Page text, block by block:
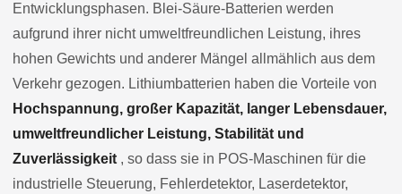
Entwicklungsphasen. Blei-Säure-Batterien werden
aufgrund ihrer nicht umweltfreundlichen Leistung, ihres
hohen Gewichts und anderer Mängel allmählich aus dem
Verkehr gezogen. Lithiumbatterien haben die Vorteile von
Hochspannung, großer Kapazität, langer Lebensdauer,
umweltfreundlicher Leistung, Stabilität und
Zuverlässigkeit , so dass sie in POS-Maschinen für die
industrielle Steuerung, Fehlerdetektor, Laserdetektor,